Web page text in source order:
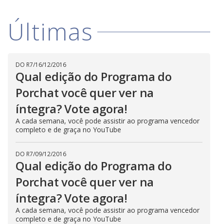
i
d
e
o
Últimas
DO R7/16/12/2016
Qual edição do Programa do
Porchat você quer ver na
íntegra? Vote agora!
A cada semana, você pode assistir ao programa vencedor
completo e de graça no YouTube
DO R7/09/12/2016
Qual edição do Programa do
Porchat você quer ver na
íntegra? Vote agora!
A cada semana, você pode assistir ao programa vencedor
completo e de graça no YouTube